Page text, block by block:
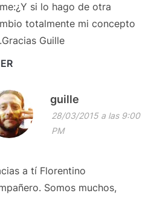
si lo hago de otra
totalmente mi concepto
Guille
guille
28/03/2015 a las 9:00
PM
a tí Florentino
Somos muchos,